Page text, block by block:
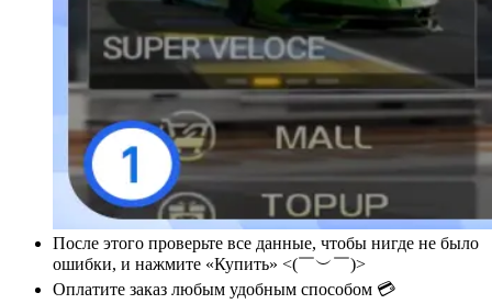
После этого проверьте все данные, чтобы нигде не было
ошибки, и нажмите «Купить» <(￣︶￣)>
Оплатите заказ любым удобным способом 💳